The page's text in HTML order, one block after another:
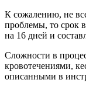
К сожалению, не
проблемы, то срок
на 16 дней и
Сложности в
кровотечениями,
описанными в